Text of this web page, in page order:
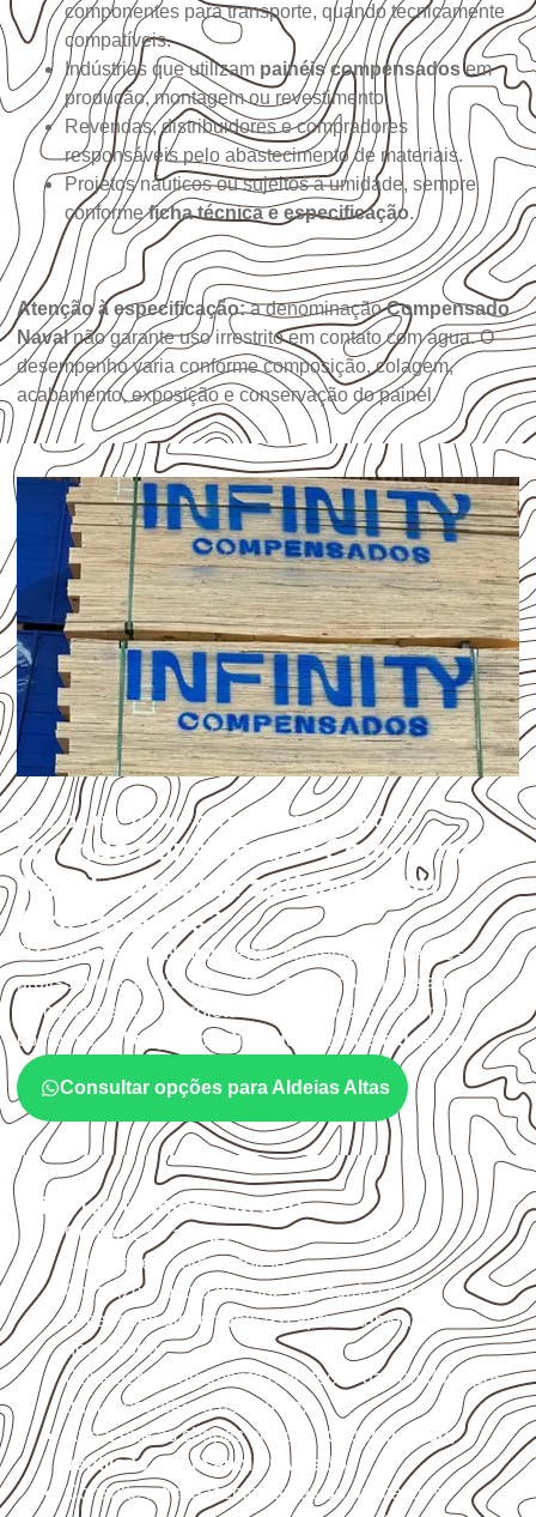
componentes para transporte, quando tecnicamente
compatíveis.
Indústrias que utilizam painéis compensadosem
produção, montagem ou revestimento.
Revendas, distribuidores e compradores
responsáveis pelo abastecimento de materiais.
Projetos náuticos ou sujeitos à umidade, sempre
conformeficha técnica e especificação.
Atenção à especificação:a denominaçãoCompensado
Navalnão garante uso irrestrito em contato com água. O
desempenho varia conforme composição, colagem,
acabamento, exposição e conservação do painel.
ESCOLHA CONFORME A APLICAÇÃO
Quando considerar o Compensado
Naval para uma aplicação em
Aldeias Altas?
OCompensado Navalatende diferentes aplicações
profissionais, desde que suas características sejam
compatíveis com o projeto. A Infinity orienta a compra
conformeaplicação, medida, quantidade e destino.
Consultar opções para Aldeias Altas
Critérios técnicos de uso
Confirme se a espessura e o formatosão
compatíveis com o projeto.
Organize o plano de corte de acordo com as
dimensões disponíveis e o aproveitamento
necessário.
Considere acabamento e proteção das bordas após
qualquer corte ou usinagem.
Armazene as chapas em local coberto, seco,
ventilado e com apoio nivelado.
Consulte a ficha técnica antes de aplicações